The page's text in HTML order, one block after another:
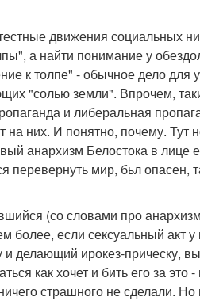
движения социальных
а найти понимание у
к толпе" - обычное дело для
"солью земли". Впрочем,
и либеральная
них. И понятно, почему. Тут
анархизм Белостока в лице
мир, бьл опасен,
(со словами про
если сексуальный акт у
ирокез-прическу,
как хочет и бить его за это
страшного не сделали.